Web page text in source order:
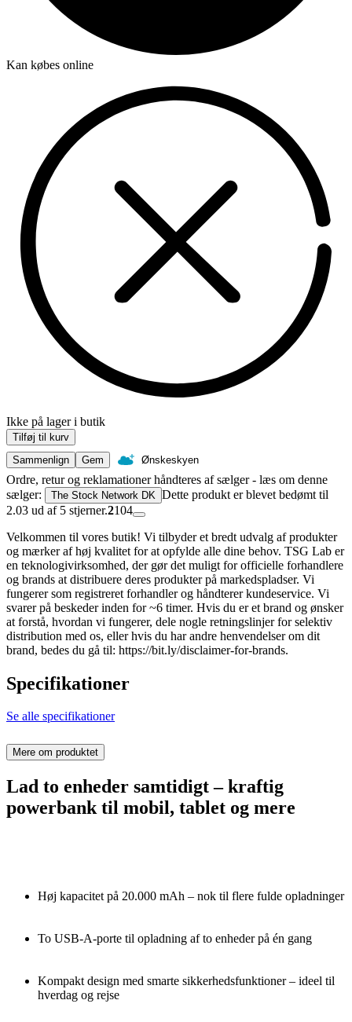
Kan købes online
Ikke på lager i butik
Tilføj til kurv
Sammenlign
Gem Ønskeskyen
Ordre, retur og reklamationer håndteres af sælger - læs om denne
sælger:
The Stock Network DK Dette produkt er blevet bedømt til
2.03 ud af 5 stjerner.2104
Velkommen til vores butik! Vi tilbyder et bredt udvalg af produkter
og mærker af høj kvalitet for at opfylde alle dine behov. TSG Lab er
en teknologivirksomhed, der gør det muligt for officielle forhandlere
og brands at distribuere deres produkter på markedspladser. Vi
fungerer som registreret forhandler og håndterer kundeservice. Vi
svarer på beskeder inden for ~6 timer. Hvis du er et brand og ønsker
at forstå, hvordan vi fungerer, dele nogle retningslinjer for selektiv
distribution med os, eller hvis du har andre henvendelser om dit
brand, bedes du gå til: https://bit.ly/disclaimer-for-brands.
Specifikationer
Se alle specifikationer
Mere om produktet
Lad to enheder samtidigt – kraftig
powerbank til mobil, tablet og mere
Høj kapacitet på 20.000 mAh – nok til flere fulde opladninger
To USB-A-porte til opladning af to enheder på én gang
Kompakt design med smarte sikkerhedsfunktioner – ideel til
hverdag og rejse